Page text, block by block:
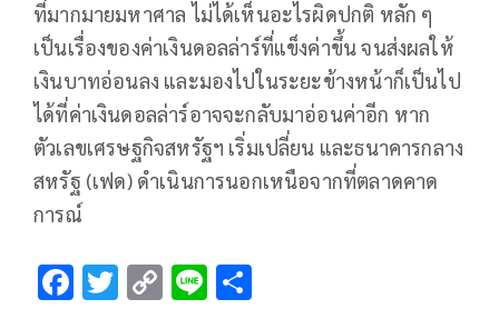
ที่มากมายมหาศาล ไม่ได้เห็นอะไรผิดปกติ หลัก ๆ
เป็นเรื่องของค่าเงินดอลล่าร์ที่แข็งค่าขึ้น จนส่งผลให้
เงินบาทอ่อนลง และมองไปในระยะข้างหน้าก็เป็นไป
ได้ที่ค่าเงินดอลล่าร์อาจจะกลับมาอ่อนค่าอีก หาก
ตัวเลขเศรษฐกิจสหรัฐฯ เริ่มเปลี่ยน และธนาคารกลาง
สหรัฐ (เฟด) ดำเนินการนอกเหนือจากที่ตลาดคาด
การณ์
F T C Li